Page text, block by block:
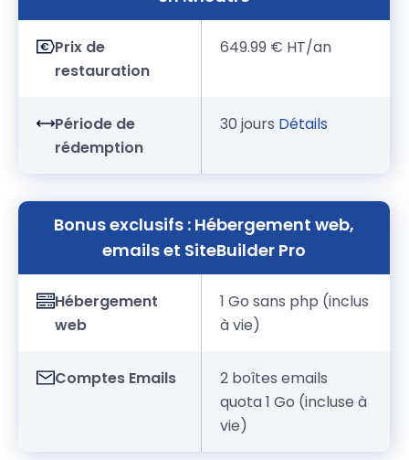
Prix de
restauration
649.99 € HT/an
Période de
rédemption
30 jours Détails
Bonus exclusifs : Hébergement web,
emails et SiteBuilder Pro
Hébergement
web
1 Go sans php (inclus
à vie)
Comptes Emails
2 boîtes emails
quota 1 Go (incluse à
vie)